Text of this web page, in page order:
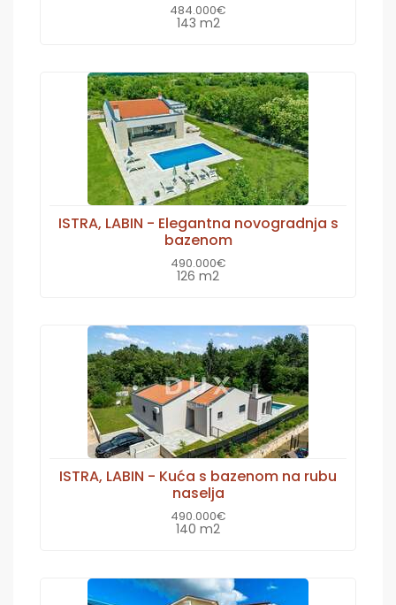
484.000€
143 m2
ISTRA, LABIN - Elegantna novogradnja s
bazenom
490.000€
126 m2
ISTRA, LABIN - Kuća s bazenom na rubu
naselja
490.000€
140 m2